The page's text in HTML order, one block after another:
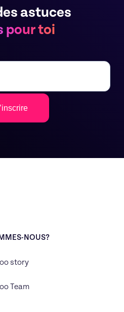
astuces
pour toi
NOUS?
story
Team